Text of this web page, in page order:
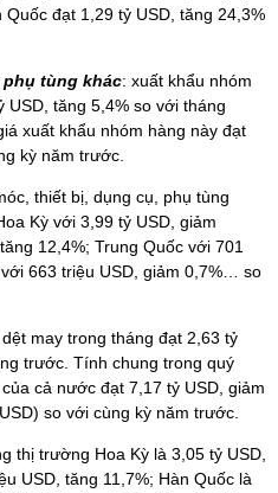
đạt 1,29 tỷ USD, tăng 24,3%
phụ tùng khác: xuất khẩu nhóm
USD, tăng 5,4% so với tháng
xuất khẩu nhóm hàng này đạt
kỳ năm trước.
thiết bị, dụng cụ, phụ tùng
Kỳ với 3,99 tỷ USD, giảm
12,4%; Trung Quốc với 701
663 triệu USD, giảm 0,7%… so
may trong tháng đạt 2,63 tỷ
trước. Tính chung trong quý
cả nước đạt 7,17 tỷ USD, giảm
so với cùng kỳ năm trước.
thị trường Hoa Kỳ là 3,05 tỷ USD,
USD, tăng 11,7%; Hàn Quốc là